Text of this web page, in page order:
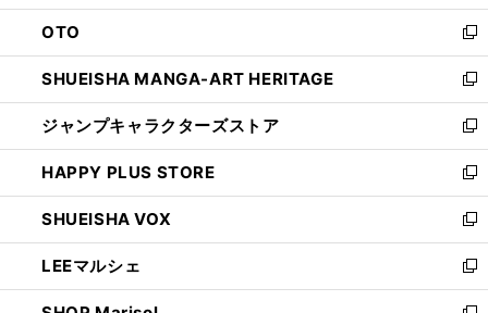
ウ
で
開
く
ン
ド
ウ
で
開
く
OTO
新
し
い
ウ
ィ
ン
ド
ウ
で
開
く
SHUEISHA MANGA-ART HERITAGE
新
し
い
ウ
ィ
ン
ド
ウ
で
開
ジャンプキャラクターズストア
新
し
い
ウ
ィ
ン
ド
ウ
HAPPY PLUS STORE
新
し
い
ウ
ィ
ン
SHUEISHA VOX
新
し
い
ウ
LEEマルシェ
新
し